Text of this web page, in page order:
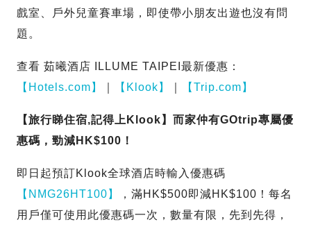
戲室、戶外兒童賽車場，即使帶小朋友出遊也沒有問
題。
查看 茹曦酒店 ILLUME TAIPEI最新優惠：
【Hotels.com】
【Klook】 【Trip.com】
【旅行睇住宿,記得上Klook】而家仲有GOtrip專屬優
惠碼，勁減HK$100！
即日起預訂Klook全球酒店時輸入優惠碼
【NMG26HT100】
，滿HK$500即減HK$100！每名
用戶僅可使用此優惠碼一次，數量有限，先到先得，